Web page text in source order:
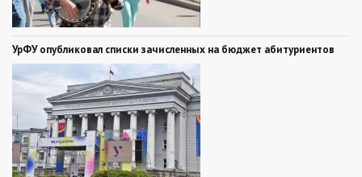
УрФУ опубликовал списки зачисленных на бюджет абитуриентов